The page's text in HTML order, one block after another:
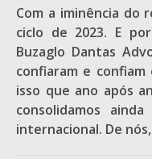
Com a iminência do
ciclo de 2023. E
Buzaglo Dantas
confiaram e confiam
isso que ano após
consolidamos
internacional. De